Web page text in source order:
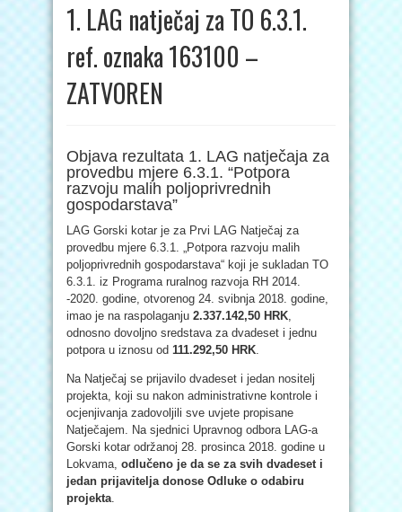
1. LAG natječaj za TO 6.3.1.
ref. oznaka 163100 –
ZATVOREN
Objava rezultata 1. LAG natječaja za
provedbu mjere 6.3.1. “Potpora
razvoju malih poljoprivrednih
gospodarstava”
LAG Gorski kotar je za Prvi LAG Natječaj za
provedbu mjere 6.3.1. „Potpora razvoju malih
poljoprivrednih gospodarstava“ koji je sukladan TO
6.3.1. iz Programa ruralnog razvoja RH 2014.
-2020. godine, otvorenog 24. svibnja 2018. godine,
imao je na raspolaganju 2.337.142,50 HRK,
odnosno dovoljno sredstava za dvadeset i jednu
potpora u iznosu od 111.292,50 HRK.
Na Natječaj se prijavilo dvadeset i jedan nositelj
projekta, koji su nakon administrativne kontrole i
ocjenjivanja zadovoljili sve uvjete propisane
Natječajem. Na sjednici Upravnog odbora LAG-a
Gorski kotar održanoj 28. prosinca 2018. godine u
Lokvama, odlučeno je da se za svih dvadeset i
jedan prijavitelja donose Odluke o odabiru
projekta.